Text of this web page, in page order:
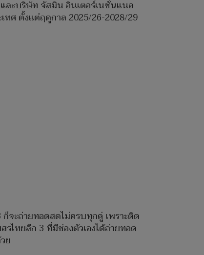
ละบริษัท จัสมิน อินเตอร์เนชั่นแนล
ศ ตั้งแต่ฤดูกาล 2025/26-2028/29
จะถ่ายทอดสดไม่ครบทุกคู่ เพราะติด
ไทยลีก 3 ที่มีช่องตัวเองได้ถ่ายทอด
ย